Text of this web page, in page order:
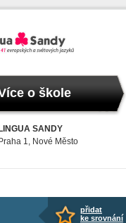
o škole
LINGUA SANDY
Praha 1, Nové Město
přidat
ke srovnání